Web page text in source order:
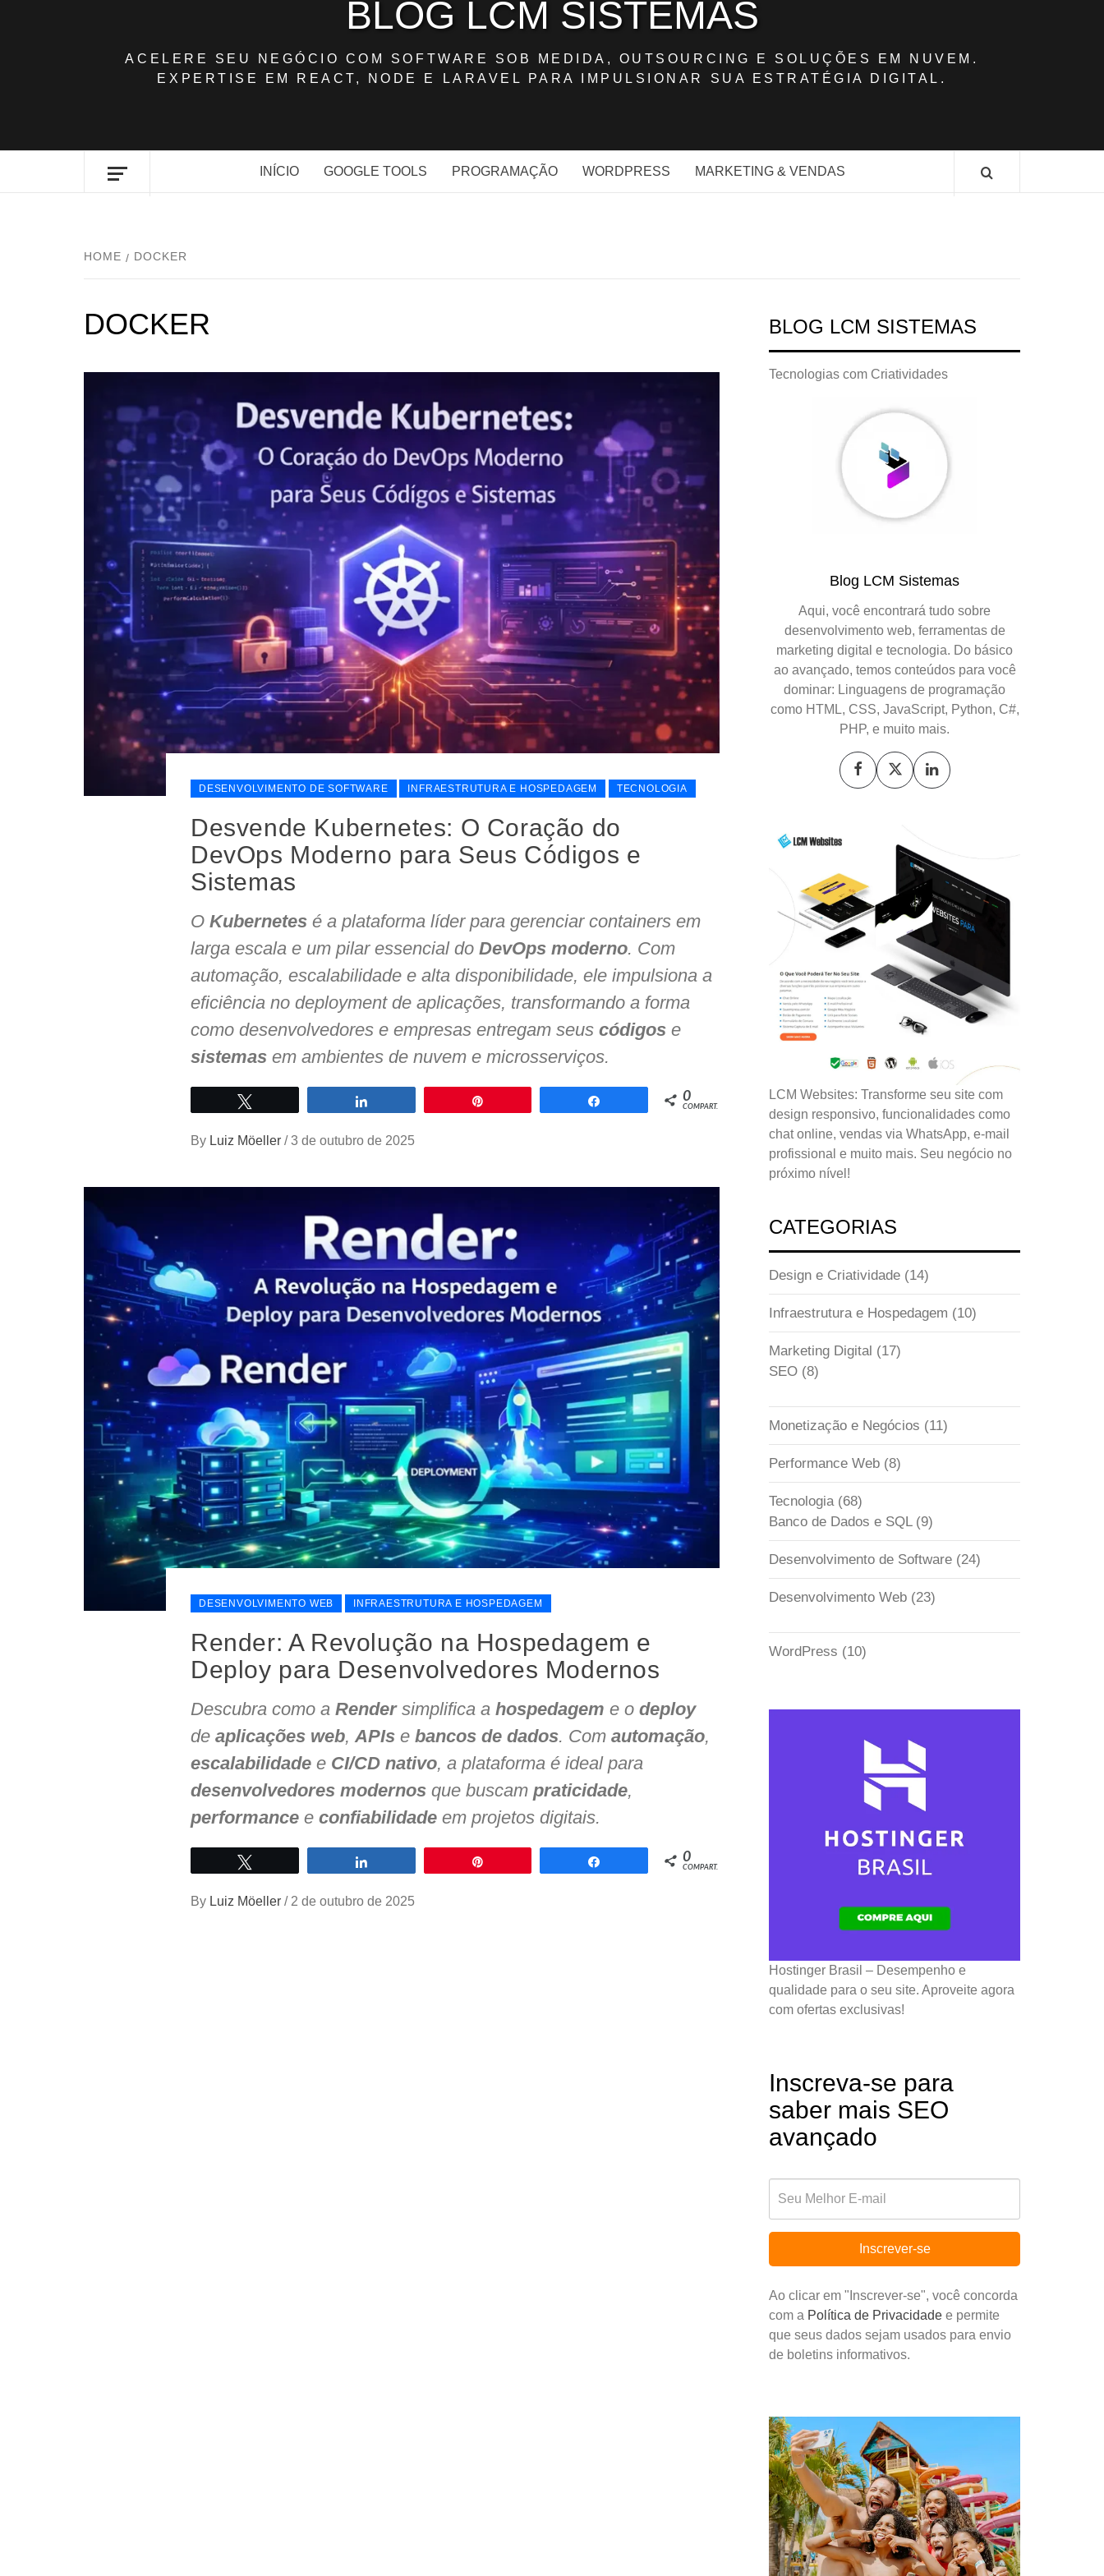
BLOG LCM SISTEMAS
ACELERE SEU NEGÓCIO COM SOFTWARE SOB MEDIDA, OUTSOURCING E SOLUÇÕES EM NUVEM.
EXPERTISE EM REACT, NODE E LARAVEL PARA IMPULSIONAR SUA ESTRATÉGIA DIGITAL.
INÍCIO GOOGLE TOOLS PROGRAMAÇÃO WORDPRESS MARKETING & VENDAS
HOME DOCKER
DOCKER
DESENVOLVIMENTO DE SOFTWARE INFRAESTRUTURA E HOSPEDAGEM TECNOLOGIA
Desvende Kubernetes: O Coração do
DevOps Moderno para Seus Códigos e
Sistemas
O Kubernetes é a plataforma líder para gerenciar containers em
larga escala e um pilar essencial do DevOps moderno. Com
automação, escalabilidade e alta disponibilidade, ele impulsiona a
eficiência no deployment de aplicações, transformando a forma
como desenvolvedores e empresas entregam seus códigos e
sistemas em ambientes de nuvem e microsserviços.
Compartilhar 0
COMPART.
By Luiz Möeller / 3 de outubro de 2025
DESENVOLVIMENTO WEB INFRAESTRUTURA E HOSPEDAGEM
Render: A Revolução na Hospedagem e
Deploy para Desenvolvedores Modernos
Descubra como a Rendersimplifica a hospedagem e o deploy
de aplicações web,APIs e bancos de dados. Com automação,
escalabilidade e CI/CD nativo, a plataforma é ideal para
desenvolvedores modernos que buscam praticidade,
performance e confiabilidade em projetos digitais.
Compartilhar 0
COMPART.
By Luiz Möeller / 2 de outubro de 2025
BLOG LCM SISTEMAS
Tecnologias com Criatividades
Blog LCM Sistemas
Aqui, você encontrará tudo sobre
desenvolvimento web, ferramentas de
marketing digital e tecnologia. Do básico
ao avançado, temos conteúdos para você
dominar: Linguagens de programação
como HTML, CSS, JavaScript, Python, C#,
PHP, e muito mais.
LCM Websites: Transforme seu site com
design responsivo, funcionalidades como
chat online, vendas via WhatsApp, e-mail
profissional e muito mais. Seu negócio no
próximo nível!
CATEGORIAS
Design e Criatividade (14)
Infraestrutura e Hospedagem (10)
Marketing Digital (17)
SEO (8)
Monetização e Negócios (11)
Performance Web (8)
Tecnologia(68)
Banco de Dados e SQL(9)
Desenvolvimento de Software (24)
Desenvolvimento Web (23)
WordPress (10)
Hostinger Brasil – Desempenho e
qualidade para o seu site. Aproveite agora
com ofertas exclusivas!
Inscreva-se para
saber mais SEO
avançado
Inscrever-se
Ao clicar em "Inscrever-se", você concorda
com a Política de Privacidade e permite
que seus dados sejam usados para envio
de boletins informativos.